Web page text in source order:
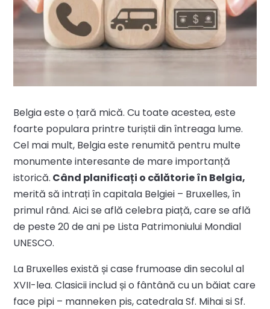
Belgia este o țară mică. Cu toate acestea, este
foarte populara printre turiștii din întreaga lume.
Cel mai mult, Belgia este renumită pentru multe
monumente interesante de mare importanță
istorică. Când planificați o călătorie în Belgia,
merită să intrați în capitala Belgiei – Bruxelles, în
primul rând. Aici se află celebra piață, care se află
de peste 20 de ani pe Lista Patrimoniului Mondial
UNESCO.
La Bruxelles există și case frumoase din secolul al
XVII-lea. Clasicii includ și o fântână cu un băiat care
face pipi – manneken pis, catedrala Sf. Mihai si Sf.